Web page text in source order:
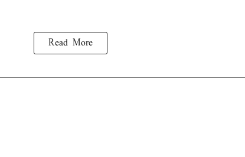
Read More